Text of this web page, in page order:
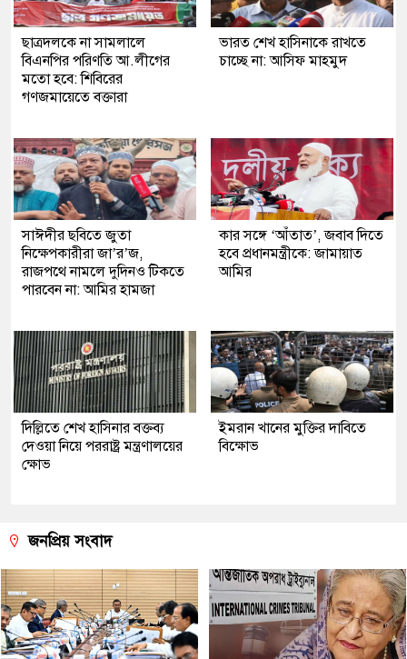
ছাত্রদলকে না সামলালে
বিএনপির পরিণতি আ.লীগের
মতো হবে: শিবিরের
গণজমায়েতে বক্তারা
ভারত শেখ হাসিনাকে রাখতে
চাচ্ছে না: আসিফ মাহমুদ
সাঈদীর ছবিতে জুতা
নিক্ষেপকারীরা জা’র’জ,
রাজপথে নামলে দুদিনও টিকতে
পারবেন না: আমির হামজা
কার সঙ্গে ‘আঁতাত’, জবাব দিতে
হবে প্রধানমন্ত্রীকে: জামায়াত
আমির
দিল্লিতে শেখ হাসিনার বক্তব্য
দেওয়া নিয়ে পররাষ্ট্র মন্ত্রণালয়ের
ক্ষোভ
ইমরান খানের মুক্তির দাবিতে
বিক্ষোভ
জনপ্রিয় সংবাদ